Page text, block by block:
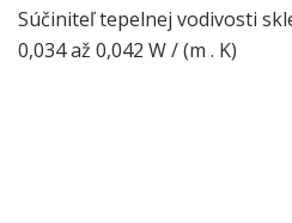
Súčiniteľ tepelnej vodivosti
0,034 až 0,042 W / (m . K)